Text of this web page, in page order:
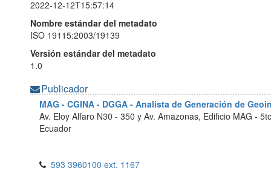
2022-12-12T15:57:14
Nombre estándar del metadato
ISO 19115:2003/19139
Versión estándar del metadato
1.0
Publicador
MAG - CGINA - DGGA - Analista de Generación de
Av. Eloy Alfaro N30 - 350 y Av. Amazonas, Edificio MAG -
Ecuador
593 3960100 ext. 1167